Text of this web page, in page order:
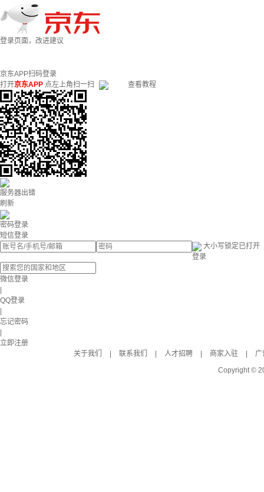
登录页面，改进建议
京东APP扫码登录
打开京东APP 点左上角扫一扫 查看教程
服务器出错
刷新
密码登录
短信登录
大小写锁定已打开
登录
微信登录
QQ登录
忘记密码
立即注册
关于我们
联系我们 人才招聘 商家入驻
Copyright ©